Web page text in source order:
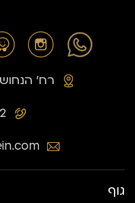
רח׳ הנחושת 3, רמת
גוף